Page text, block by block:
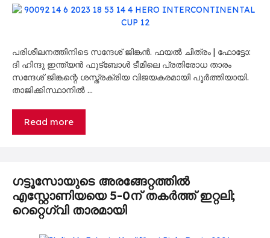
പരിശീലനത്തിനിടെ സന്ദേശ് ജിങ്കൻ. ഫയൽ ചിത്രം | ഫോട്ടോ:
ദി ഹിന്ദു ഇന്ത്യൻ ഫുട്ബോൾ ടീമിലെ പ്രതിരോധ താരം
സന്ദേശ് ജിങ്കന്റെ ശസ്ത്രക്രിയ വിജയകരമായി പൂർത്തിയായി.
താജിക്കിസ്ഥാനിൽ …
Read more
ഗട്ടൂസോയുടെ അരങ്ങേറ്റത്തിൽ
എസ്റ്റോണിയയെ 5-0ന് തകർത്ത് ഇറ്റലി;
റെറ്റെഗ്വി താരമായി